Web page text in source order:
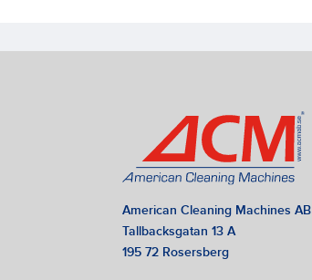
American Cleaning Machines AB
Tallbacksgatan 13 A
195 72 Rosersberg